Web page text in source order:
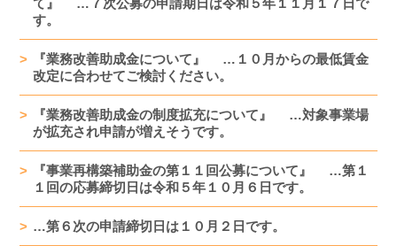
て』 …７次公募の申請期日は令和５年１１月１７日で
す。
『業務改善助成金について』 …１０月からの最低賃金
改定に合わせてご検討ください。
『業務改善助成金の制度拡充について』 …対象事業場
が拡充され申請が増えそうです。
『事業再構築補助金の第１１回公募について』 …第１
１回の応募締切日は令和５年１０月６日です。
…第６次の申請締切日は１０月２日です。